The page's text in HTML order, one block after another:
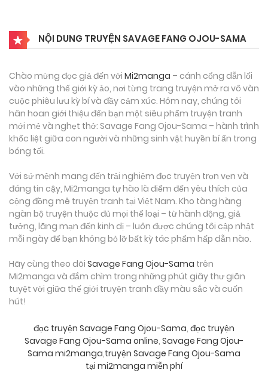
NỘI DUNG TRUYỆN SAVAGE FANG OJOU-SAMA
Chào mừng đọc giả đến với Mi2manga – cánh cổng dẫn lối
vào những thế giới kỳ ảo, nơi từng trang truyện mở ra vô vàn
cuộc phiêu lưu kỳ bí và đầy cảm xúc. Hôm nay, chúng tôi
hân hoan giới thiệu đến bạn một siêu phẩm truyện tranh
mới mẻ và nghẹt thở: Savage Fang Ojou-Sama – hành trình
khốc liệt giữa con người và những sinh vật huyền bí ẩn trong
bóng tối.
Với sứ mệnh mang đến trải nghiệm đọc truyện trọn vẹn và
đáng tin cậy, Mi2manga tự hào là điểm đến yêu thích của
cộng đồng mê truyện tranh tại Việt Nam. Kho tàng hàng
ngàn bộ truyện thuộc đủ mọi thể loại – từ hành động, giả
tưởng, lãng mạn đến kinh dị – luôn được chúng tôi cập nhật
mỗi ngày để bạn không bỏ lỡ bất kỳ tác phẩm hấp dẫn nào.
Hãy cùng theo dõi Savage Fang Ojou-Sama trên
Mi2manga và đắm chìm trong những phút giây thư giãn
tuyệt vời giữa thế giới truyện tranh đầy màu sắc và cuốn
hút!
đọc truyện Savage Fang Ojou-Sama, đọc truyện
Savage Fang Ojou-Sama online, Savage Fang Ojou-
Sama mi2manga,truyện Savage Fang Ojou-Sama
tại mi2manga miễn phí